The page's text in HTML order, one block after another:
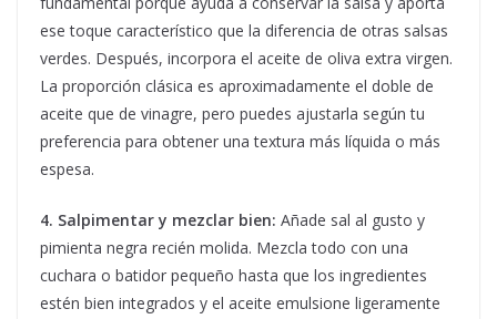
ese toque característico que la diferencia de otras salsas
verdes. Después, incorpora el aceite de oliva extra virgen.
La proporción clásica es aproximadamente el doble de
aceite que de vinagre, pero puedes ajustarla según tu
preferencia para obtener una textura más líquida o más
espesa.
4. Salpimentar y mezclar bien: Añade sal al gusto y
pimienta negra recién molida. Mezcla todo con una
cuchara o batidor pequeño hasta que los ingredientes
estén bien integrados y el aceite emulsione ligeramente